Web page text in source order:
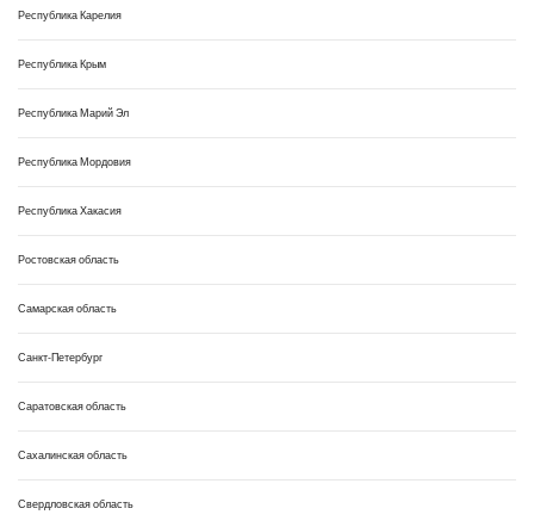
Республика Карелия
Республика Крым
Республика Марий Эл
Республика Мордовия
Республика Хакасия
Ростовская область
Самарская область
Санкт-Петербург
Саратовская область
Сахалинская область
Свердловская область